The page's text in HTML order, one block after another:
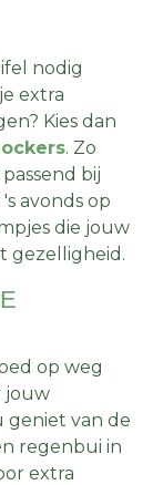
nodig
extra
Kies dan
. Zo
bij
avonds op
die jouw
gezelligheid.
op weg
jouw
geniet van de
regenbui in
extra